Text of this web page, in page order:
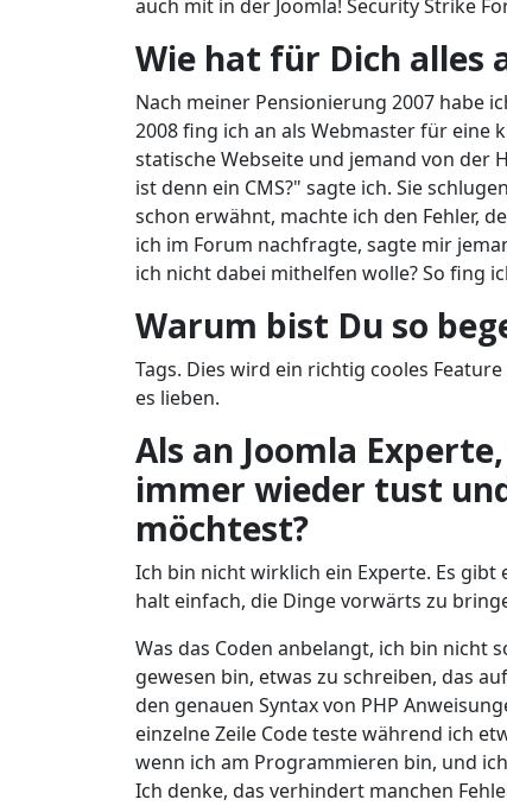
auch mit in der Joomla! Security Strike
Wie hat für Dich alles
Nach meiner Pensionierung 2007 habe
2008 fing ich an als Webmaster für eine
statische Webseite und jemand von der
ist denn ein CMS?" sagte ich. Sie
schon erwähnt, machte ich den Fehler,
ich im Forum nachfragte, sagte mir
ich nicht dabei mithelfen wolle? So fing
Warum bist Du so
Tags. Dies wird ein richtig cooles
es lieben.
Als an Joomla
immer wieder tust
möchtest?
Ich bin nicht wirklich ein Experte. Es gibt
halt einfach, die Dinge vorwärts zu
Was das Coden anbelangt, ich bin nicht
gewesen bin, etwas zu schreiben, das
den genauen Syntax von PHP
einzelne Zeile Code teste während ich
wenn ich am Programmieren bin, und
Ich denke, das verhindert manchen